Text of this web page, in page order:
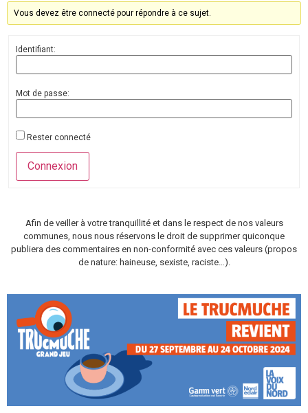
Vous devez être connecté pour répondre à ce sujet.
Identifiant:
Mot de passe:
Rester connecté
Connexion
Afin de veiller à votre tranquillité et dans le respect de nos valeurs
communes, nous nous réservons le droit de supprimer quiconque
publiera des commentaires en non-conformité avec ces valeurs (propos
de nature: haineuse, sexiste, raciste…).